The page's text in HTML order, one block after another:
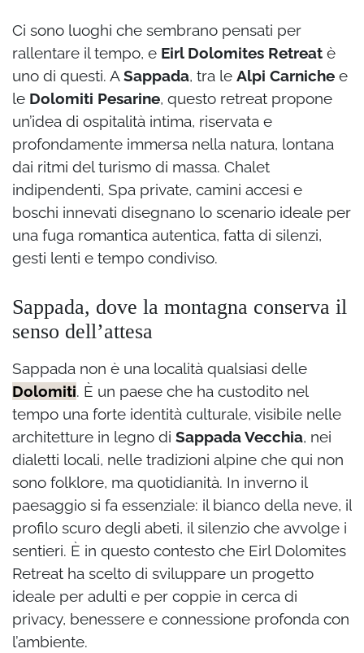
Ci sono luoghi che sembrano pensati per
rallentare il tempo, e Eirl Dolomites Retreat è
uno di questi. ASappada, tra le Alpi Carniche e
le Dolomiti Pesarine, questo retreat propone
un’idea di ospitalità intima, riservata e
profondamente immersa nella natura, lontana
dai ritmi del turismo di massa. Chalet
indipendenti, Spa private, camini accesi e
boschi innevati disegnano lo scenario ideale per
una fuga romantica autentica, fatta di silenzi,
gesti lenti e tempo condiviso.
Sappada, dove la montagna conserva il
senso dell’attesa
Sappada non è una località qualsiasi delle
Dolomiti. È un paese che ha custodito nel
tempo una forte identità culturale, visibile nelle
architetture in legno di Sappada Vecchia, nei
dialetti locali, nelle tradizioni alpine che qui non
sono folklore, ma quotidianità. In inverno il
paesaggio si fa essenziale: il bianco della neve, il
profilo scuro degli abeti, il silenzio che avvolge i
sentieri. È in questo contesto che Eirl Dolomites
Retreat ha scelto di sviluppare un progetto
ideale per adulti e per coppie in cerca di
privacy, benessere e connessione profonda con
l’ambiente.